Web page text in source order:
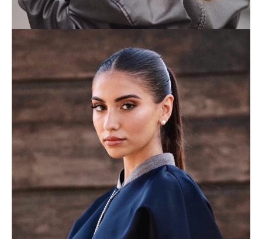
ANDREA GARTE
LIFESTYLE